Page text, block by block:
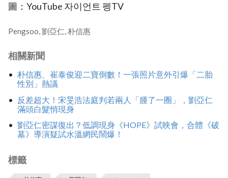
圖：YouTube 자이언트 펭TV
Pengsoo, 劉亞仁, 朴信惠
相關新聞
朴信惠、崔泰俊迎二寶倒數！一張照片意外引爆「二胎
性別」熱議
反差超大！宋旻浩法庭判若兩人「腫了一圈」，劉亞仁
滿頭白髮悄現身
劉亞仁密謀復出？低調現身《HOPE》試映會，合體《破
墓》導演疑試水溫網民鬧爆！
標籤